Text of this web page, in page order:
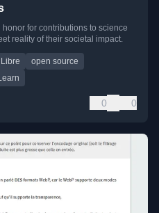
for contributions to science
reality of their societal impact.
open source
0 0